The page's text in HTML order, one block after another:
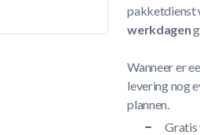
pakketdienst
werkdagen
Wanneer er
levering nog
plannen.
Gratis